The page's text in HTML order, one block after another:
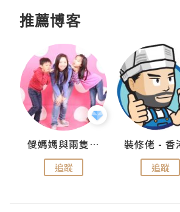
推薦博客
儍媽媽與兩隻小魔怪之家
追蹤 追蹤